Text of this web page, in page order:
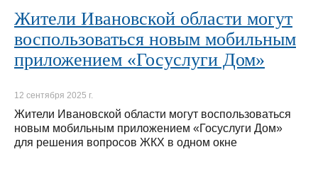
Жители Ивановской области могут
воспользоваться новым мобильным
приложением «Госуслуги Дом»
12 сентября 2025 г.
Жители Ивановской области могут воспользоваться
новым мобильным приложением «Госуслуги Дом»
для решения вопросов ЖКХ в одном окне